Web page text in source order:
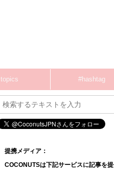
topics #hashtag
提携メディア：
COCONUTSは下記サービスに記事を